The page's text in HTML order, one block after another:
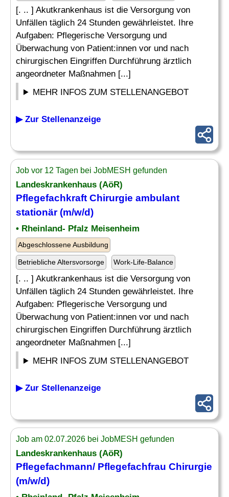
[. .. ] Akutkrankenhaus ist die Versorgung von
Unfällen täglich 24 Stunden gewährleistet. Ihre
Aufgaben: Pflegerische Versorgung und
Überwachung von Patient:innen vor und nach
chirurgischen Eingriffen Durchführung ärztlich
angeordneter Maßnahmen [...]
MEHR INFOS ZUM STELLENANGEBOT
▶ Zur Stellenanzeige
Job vor 12 Tagen bei JobMESH gefunden
Landeskrankenhaus (AöR)
Pflegefachkraft Chirurgie ambulant
stationär (m/w/d)
• Rheinland- Pfalz Meisenheim
Abgeschlossene Ausbildung
Betriebliche Altersvorsorge Work-Life-Balance
[. .. ] Akutkrankenhaus ist die Versorgung von
Unfällen täglich 24 Stunden gewährleistet. Ihre
Aufgaben: Pflegerische Versorgung und
Überwachung von Patient:innen vor und nach
chirurgischen Eingriffen Durchführung ärztlich
angeordneter Maßnahmen [...]
MEHR INFOS ZUM STELLENANGEBOT
▶ Zur Stellenanzeige
Job am 02.07.2026 bei JobMESH gefunden
Landeskrankenhaus (AöR)
Pflegefachmann/ Pflegefachfrau Chirurgie
(m/w/d)